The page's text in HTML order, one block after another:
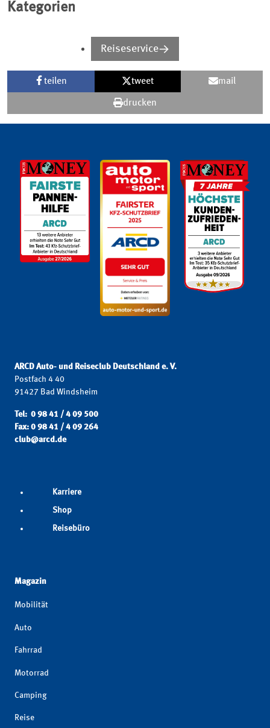
Kategorien
Reiseservice
teilen tweet mail
drucken
ARCD Auto- und Reiseclub Deutschland e. V.
Postfach 4 40
91427 Bad Windsheim
Tel: 0 98 41 / 4 09 500
Fax: 0 98 41 / 4 09 264
club@arcd.de
Karriere
Shop
Reisebüro
Magazin
Mobilität
Auto
Fahrrad
Motorrad
Camping
Reise